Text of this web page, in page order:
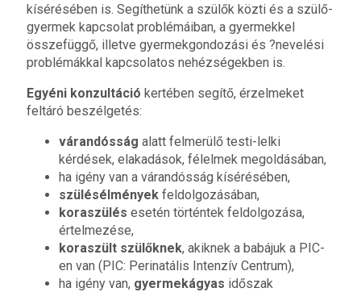
kísérésében is. Segíthetünk a szülők közti és a szülő-
gyermek kapcsolat problémáiban, a gyermekkel
összefüggő, illetve gyermekgondozási és ?nevelési
problémákkal kapcsolatos nehézségekben is.
Egyéni konzultáció kertében segítő, érzelmeket
feltáró beszélgetés:
várandósság alatt felmerülő testi-lelki
kérdések, elakadások, félelmek megoldásában,
ha igény van a várandósság kísérésében,
szülésélmények feldolgozásában,
koraszülés esetén történtek feldolgozása,
értelmezése,
koraszült szülőknek, akiknek a babájuk a PIC-
en van (PIC: Perinatális Intenzív Centrum),
ha igény van, gyermekágyas időszak